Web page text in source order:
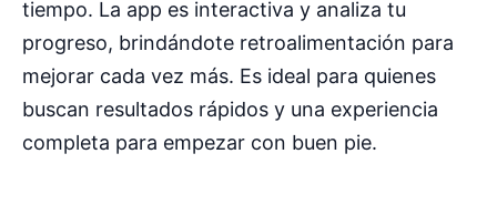
tiempo. La app es interactiva y analiza tu
progreso, brindándote retroalimentación para
mejorar cada vez más. Es ideal para quienes
buscan resultados rápidos y una experiencia
completa para empezar con buen pie.